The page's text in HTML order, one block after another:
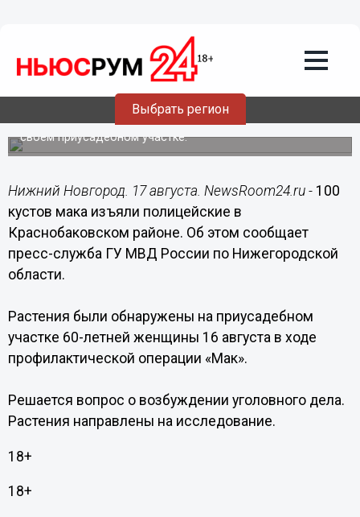
Выбрать регион
17.08.201715:39
100 кустов мака изъяли полицейские в
Краснобаковском районе
Растения незаконно выращивала 60-летняя женщина на
своем приусадебном участке.
Нижний Новгород. 17 августа. NewsRoom24.ru - 100
кустов мака изъяли полицейские в
Краснобаковском районе. Об этом сообщает
пресс-служба ГУ МВД России по Нижегородской
области.
Растения были обнаружены на приусадебном
участке 60-летней женщины 16 августа в ходе
профилактической операции «Мак».
Решается вопрос о возбуждении уголовного дела.
Растения направлены на исследование.
18+
18+